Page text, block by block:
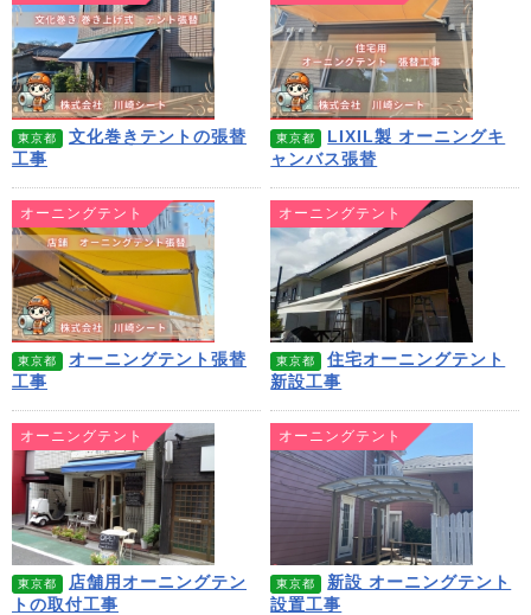
東京都
文化巻きテントの張替
工事
東京都
LIXIL製 オーニングキ
ャンバス張替
オーニングテント
東京都
オーニングテント張替
工事
オーニングテント
東京都
住宅オーニングテント
新設工事
オーニングテント
東京都
店舗用オーニングテン
トの取付工事
オーニングテント
東京都
新設 オーニングテント
設置工事